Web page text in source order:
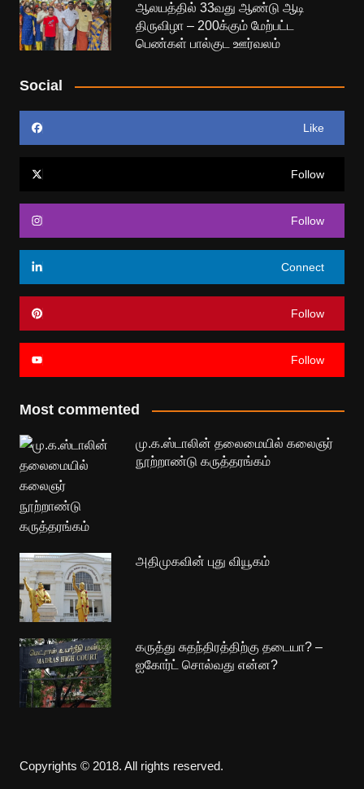
ஆலயத்தில் 33வது ஆண்டு ஆடி
திருவிழா – 200க்கும் மேற்பட்ட
பெண்கள் பால்குட ஊர்வலம்
Social
Like
Follow
Follow
Connect
Follow
Follow
Most commented
மு.க.ஸ்டாலின் தலைமையில் கலைஞர்
நூற்றாண்டு கருத்தரங்கம்
அதிமுகவின் புது வியூகம்
கருத்து சுதந்திரத்திற்கு தடையா? –
ஐகோர்ட் சொல்வது என்ன?
Copyrights © 2018. All rights reserved.